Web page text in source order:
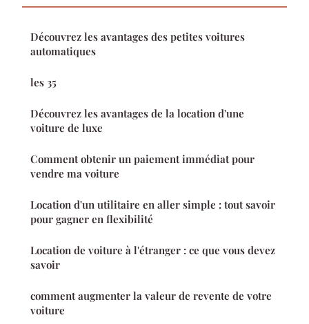
Découvrez les avantages des petites voitures
automatiques
les 35
Découvrez les avantages de la location d'une
voiture de luxe
Comment obtenir un paiement immédiat pour
vendre ma voiture
Location d'un utilitaire en aller simple : tout savoir
pour gagner en flexibilité
Location de voiture à l'étranger : ce que vous devez
savoir
comment augmenter la valeur de revente de votre
voiture